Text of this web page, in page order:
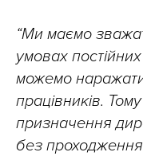
“Ми маємо
умовах
можемо
працівників.
призначення
без